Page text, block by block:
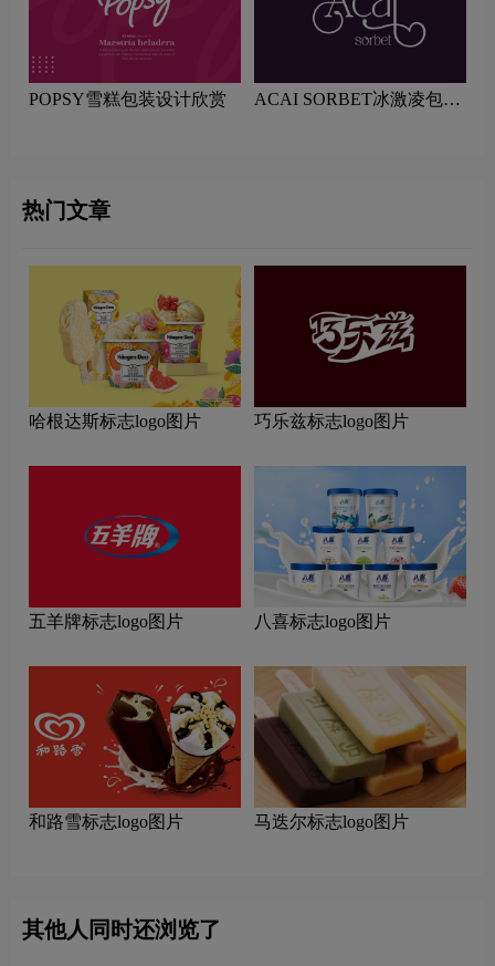
POPSY雪糕包装设计欣赏
ACAI SORBET冰激凌包装
热门文章
哈根达斯标志logo图片 巧乐兹标志logo图片
五羊牌标志logo图片 八喜标志logo图片
和路雪标志logo图片 马迭尔标志logo图片
其他人同时还浏览了